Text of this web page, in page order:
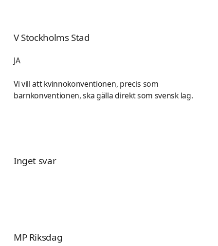
V Stockholms Stad
JA
Vi vill att kvinnokonventionen, precis som
barnkonventionen, ska gälla direkt som svensk lag.
Inget svar
MP Riksdag